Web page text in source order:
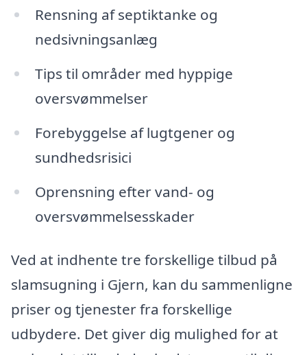
Rensning af septiktanke og
nedsivningsanlæg
Tips til områder med hyppige
oversvømmelser
Forebyggelse af lugtgener og
sundhedsrisici
Oprensning efter vand- og
oversvømmelsesskader
Ved at indhente tre forskellige tilbud på
slamsugning i Gjern, kan du sammenligne
priser og tjenester fra forskellige
udbydere. Det giver dig mulighed for at